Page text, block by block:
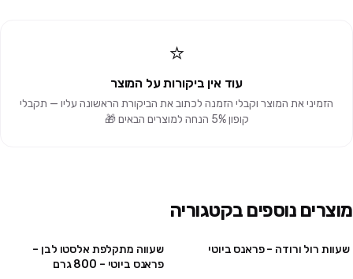
⭐
עוד אין ביקורות על המוצר
הזמיני את המוצר וקבלי הזמנה לכתוב את הביקורת הראשונה עליו — תקבלי
קופון 5% הנחה למוצרים הבאים 🎁
מוצרים נוספים בקטגוריה
שעוות רול ורודה – פראנס ביוטי
2 יח' ב ₪159
שעווה מתקלפת אלסטו לבן –
פראנס ביוטי – 800 גרם